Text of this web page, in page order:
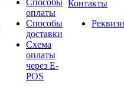
Способы
оплаты
Способы
доставки
Схема
оплаты
через E-
POS
Контакты